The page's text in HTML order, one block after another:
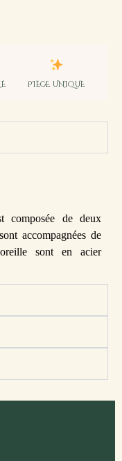
PIÈCE UNIQUE
composée de deux
accompagnées de
sont en acier